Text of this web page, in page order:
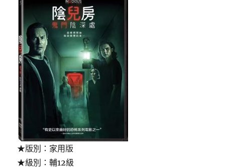
★版別：家用版
★級別：輔12級